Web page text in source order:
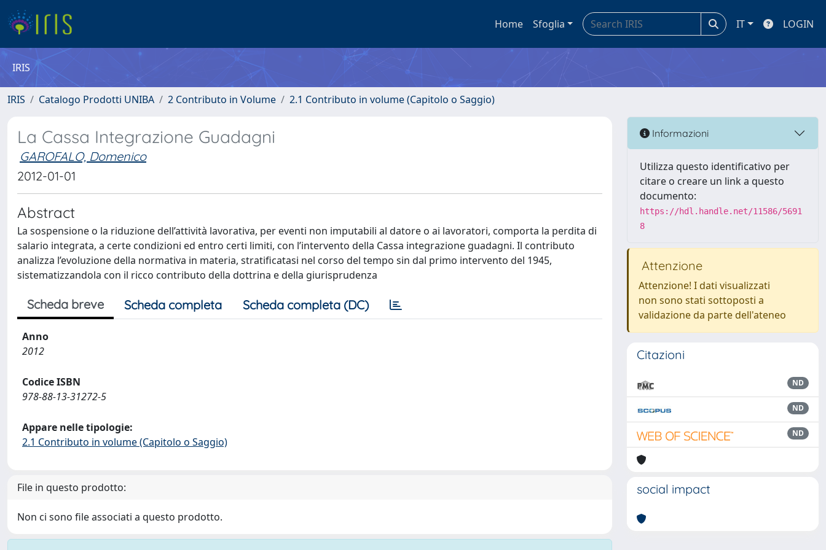
Home Sfoglia IT LOGIN
IRIS
IRIS Catalogo Prodotti UNIBA 2 Contributo in Volume 2.1 Contributo in volume (Capitolo o Saggio)
La Cassa Integrazione Guadagni
GAROFALO, Domenico
2012-01-01
Abstract
La sospensione o la riduzione dell’attività lavorativa, per eventi non imputabili al datore o ai lavoratori, comporta la perdita di
salario integrata, a certe condizioni ed entro certi limiti, con l’intervento della Cassa integrazione guadagni. Il contributo
analizza l’evoluzione della normativa in materia, stratificatasi nel corso del tempo sin dal primo intervento del 1945,
sistematizzandola con il ricco contributo della dottrina e della giurisprudenza
Scheda breve Scheda completa Scheda completa (DC)
Anno
2012
Codice ISBN
978-88-13-31272-5
Appare nelle tipologie:
2.1 Contributo in volume (Capitolo o Saggio)
File in questo prodotto:
Non ci sono file associati a questo prodotto.
Informazioni
Utilizza questo identificativo per
citare o creare un link a questo
documento:
https://hdl.handle.net/11586/5691
8
Attenzione
Attenzione! I dati visualizzati
non sono stati sottoposti a
validazione da parte dell'ateneo
Citazioni
ND
ND
ND
social impact